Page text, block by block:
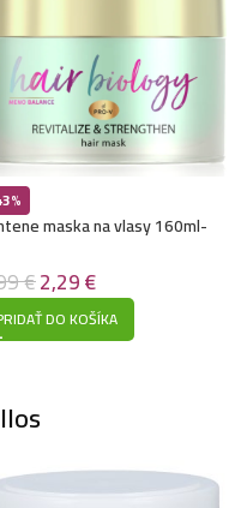
Soul – Nourishing
maska na vlasy 160ml-
vlasy
€2,29€
DO KOŠÍKA